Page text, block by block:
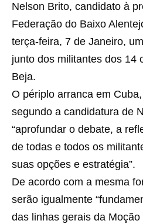
Nelson Brito, candidato à
Federação do Baixo
terça-feira, 7 de Janeiro,
junto dos militantes dos 14
Beja.
O périplo arranca em
segundo a candidatura de
“aprofundar o debate, a
de todas e todos os
suas opções e estratégia”.
De acordo com a mesma
serão igualmente
das linhas gerais da